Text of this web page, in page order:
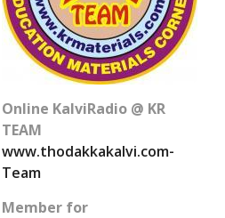
Online KalviRadio @ KR
TEAM
www.thodakkakalvi.com-
Team
Member for